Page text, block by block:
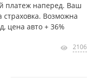
платеж наперед. Ваш
Возможна
цена авто + 36%
2106